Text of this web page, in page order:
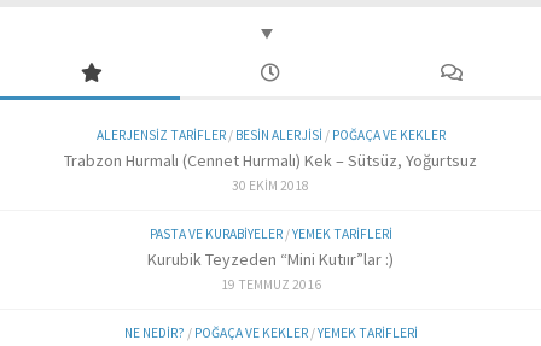
ALERJENSIZ TARIFLER/ BESIN ALERJISI / POĞAÇA VE KEKLER
Trabzon Hurmalı (Cennet Hurmalı) Kek – Sütsüz, Yoğurtsuz
30 EKIM 2018
PASTA VE KURABIYELER/YEMEK TARIFLERI
Kurubik Teyzeden “Mini Kutıır”lar :)
19 TEMMUZ 2016
NE NEDIR? / POĞAÇA VE KEKLER/YEMEK TARIFLERI